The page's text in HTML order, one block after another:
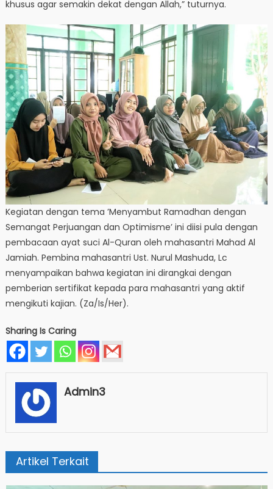
khusus agar semakin dekat dengan Allah,” tuturnya.
Kegiatan dengan tema ’Menyambut Ramadhan dengan
Semangat Perjuangan dan Optimisme’ ini diisi pula dengan
pembacaan ayat suci Al-Quran oleh mahasantri Mahad Al
Jamiah. Pembina mahasantri Ust. Nurul Mashuda, Lc
menyampaikan bahwa kegiatan ini dirangkai dengan
pemberian sertifikat kepada para mahasantri yang aktif
mengikuti kajian. (Za/Is/Her).
Sharing Is Caring
Admin3
Artikel Terkait